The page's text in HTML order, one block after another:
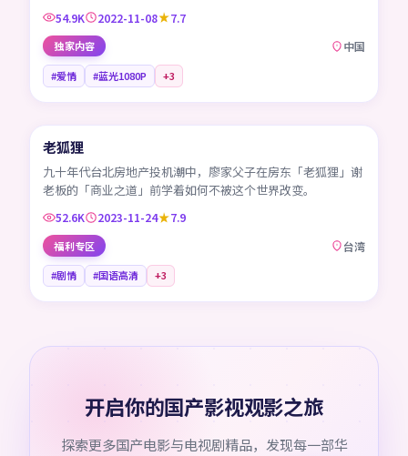
54.9K 2022-11-08 7.7
独家内容 中国
#爱情 #蓝光1080P +3
TW
老狐狸
九十年代台北房地产投机潮中，廖家父子在房东「老狐狸」谢
老板的「商业之道」前学着如何不被这个世界改变。
52.6K 2023-11-24 7.9
福利专区 台湾
#剧情 #国语高清 +3
开启你的国产影视观影之旅
探索更多国产电影与电视剧精品，发现每一部华